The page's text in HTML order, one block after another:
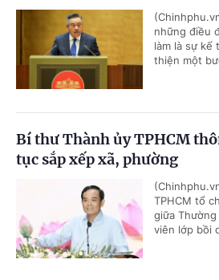
những điều
làm là sự kế
thiện một
Bí thư Thành ủy TPHCM
tục sắp xếp xã, phường
TPHCM tổ
giữa
viên lớp bồi